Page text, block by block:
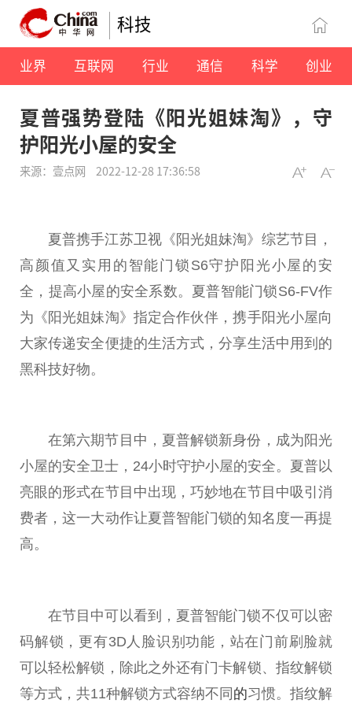
科技
业界 互联网 行业 通信 科学 创业
夏普强势登陆《阳光姐妹淘》，守
护阳光小屋的安全
来源：壹点网 2022-12-28 17:36:58
夏普携手江苏卫视《阳光姐妹淘》综艺节目，
高颜值又实用的智能门锁S6守护阳光小屋的安
全，提高小屋的安全系数。夏普智能门锁S6-FV作
为《阳光姐妹淘》指定合作伙伴，携手阳光小屋向
大家传递安全便捷的生活方式，分享生活中用到的
黑科技好物。
在第六期节目中，夏普解锁新身份，成为阳光
小屋的安全卫士，24小时守护小屋的安全。夏普以
亮眼的形式在节目中出现，巧妙地在节目中吸引消
费者，这一大动作让夏普智能门锁的知名度一再提
高。
在节目中可以看到，夏普智能门锁不仅可以密
码解锁，更有3D人脸识别功能，站在门前刷脸就
可以轻松解锁，除此之外还有门卡解锁、指纹解锁
等方式，共11种解锁方式容纳不同 的习惯。指纹解